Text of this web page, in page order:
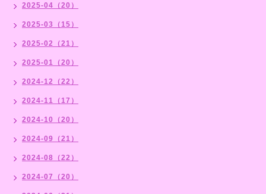
2025-04（20）
2025-03（15）
2025-02（21）
2025-01（20）
2024-12（22）
2024-11（17）
2024-10（20）
2024-09（21）
2024-08（22）
2024-07（20）